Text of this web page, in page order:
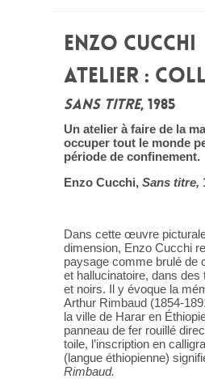
ENZO CUCCHI
ATELIER :
SANS TITRE, 1985
Un atelier à faire de la
occuper tout le monde
période de confinement.
Enzo Cucchi, Sans titre,
Dans cette œuvre
dimension, Enzo Cucchi
paysage comme brulé de
et hallucinatoire, dans
et noirs. Il y évoque la
Arthur Rimbaud (1854-
la ville de Harar en
panneau de fer rouillé
toile, l’inscription en
(langue éthiopienne)
Rimbaud.